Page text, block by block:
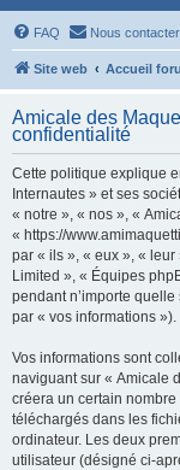
FAQ Nous contacter
Site web Accueil
Amicale des
confidentialité
Cette politique explique
Internautes » et ses
« notre », « nos », «
« https://
par « ils », « eux », «
Limited », « Équipes
pendant n’importe
par « vos informations »).
Vos informations sont
naviguant sur « Amicale
créera un certain
téléchargés dans les
ordinateur. Les deux
utilisateur (désigné ci-